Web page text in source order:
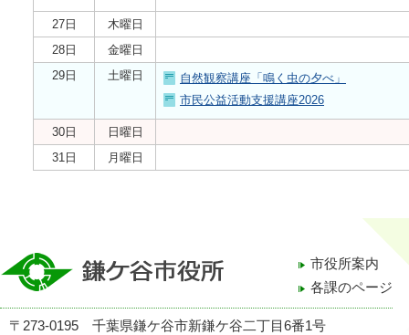
27日
木曜日
28日
金曜日
29日
土曜日
自然観察講座「鳴く虫の夕べ」
市民公益活動支援講座2026
30日
日曜日
31日
月曜日
市役所案内
各課のページ
〒273-0195 千葉県鎌ケ谷市新鎌ケ谷二丁目6番1号